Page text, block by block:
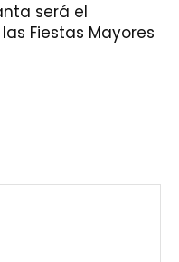
será el
Fiestas Mayores